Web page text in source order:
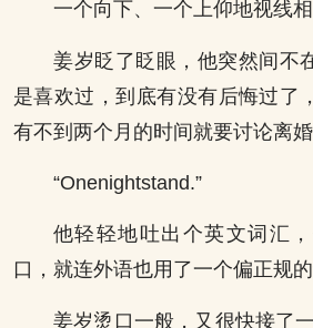
一个向下、一个上仰地视线相
姜岁眨了眨眼，他突然间不
是喜欢过，到底有没有后悔过了
有不到两个月的时间就要讨论离婚
“Onenightstand.”
他轻轻地吐出个英文词汇
口，就连外语也用了一个偏正规的
姜岁烫口一般，又很快接了